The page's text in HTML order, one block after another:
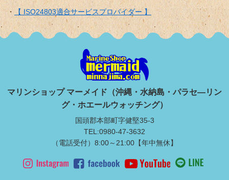
【 ISO24803適合サービスプロバイダー 】
マリンショップ マーメイド（沖縄・水納島・パラセ―リン
グ・ホエールウォッチング）
国頭郡本部町字健堅35-3
TEL:0980-47-3632
（電話受付）8:00～21:00【年中無休】